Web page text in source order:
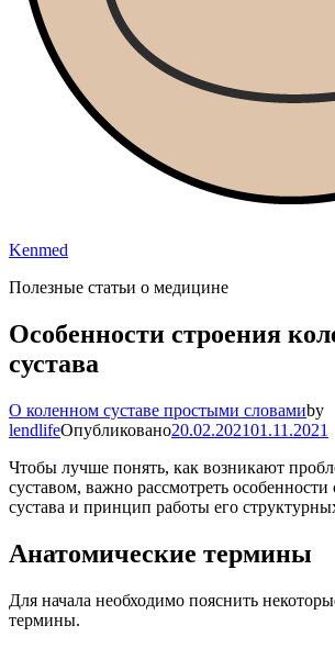
Kenmed
Полезные статьи о медицине
Особенности строения
сустава
О коленном суставе простыми словамиby
lendlifeОпубликовано20.02.202101.11.2021
Чтобы лучше понять, как возникают
суставом, важно рассмотреть особенности
сустава и принцип работы его
Анатомические термины
Для начала необходимо пояснить
термины.